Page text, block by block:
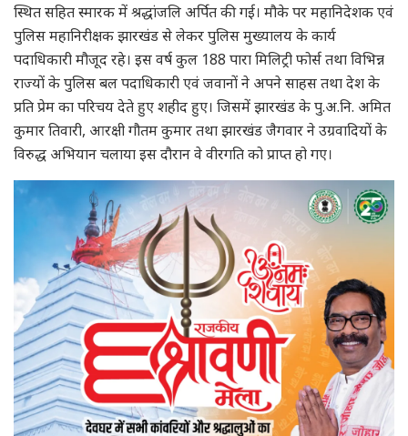
स्थित सहित स्मारक में श्रद्धांजलि अर्पित की गई। मौके पर महानिदेशक एवं
पुलिस महानिरीक्षक झारखंड से लेकर पुलिस मुख्यालय के कार्य
पदाधिकारी मौजूद रहे। इस वर्ष कुल 188 पारा मिलिट्री फोर्स तथा विभिन्न
राज्यों के पुलिस बल पदाधिकारी एवं जवानों ने अपने साहस तथा देश के
प्रति प्रेम का परिचय देते हुए शहीद हुए। जिसमें झारखंड के पु.अ.नि. अमित
कुमार तिवारी, आरक्षी गौतम कुमार तथा झारखंड जैगवार ने उग्रवादियों के
विरुद्ध अभियान चलाया इस दौरान वे वीरगति को प्राप्त हो गए।